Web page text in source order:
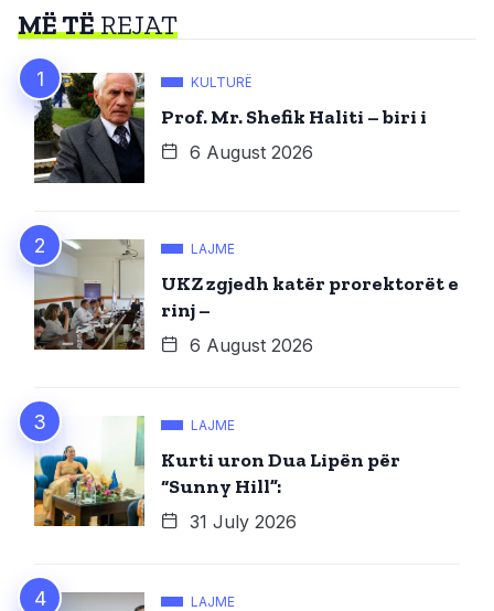
MË TËREJAT
KULTURË
Prof. Mr. Shefik Haliti – biri i
6 August 2026
LAJME
UKZ zgjedh katër prorektorët e
rinj –
6 August 2026
LAJME
Kurti uron Dua Lipën për
“Sunny Hill”:
31 July 2026
LAJME